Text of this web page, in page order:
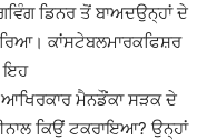
ਡਿਨਰ ਤੋਂ ਬਾਅਦਉਨ੍ਹਾਂ ਦੇ
ਕਾਂਸਟੇਬਲਮਾਰਕਫਿਸ਼ਰ
ਇਹ
ਆਖਿਰਕਾਰ ਮੈਨਡੌਂਕਾ ਸੜਕ ਦੇ
ਕਿਉਂ ਟਕਰਾਇਆ? ਉਨ੍ਹਾਂ